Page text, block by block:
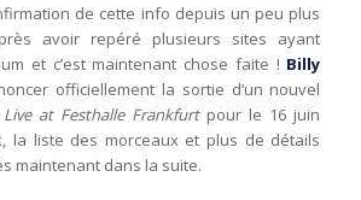
de cette info depuis un peu plus
avoir repéré plusieurs sites ayant
et c’est maintenant chose faite ! Billy
officiellement la sortie d’un nouvel
Live at Festhalle Frankfurtpour le 16 juin
la liste des morceaux et plus de détails
maintenant dans la suite.